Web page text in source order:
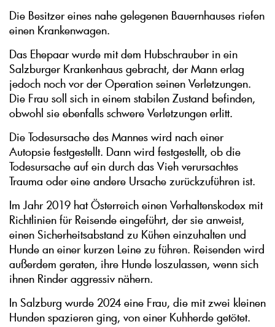
Die Besitzer eines nahe gelegenen Bauernhauses riefen
einen Krankenwagen.
Das Ehepaar wurde mit dem Hubschrauber in ein
Salzburger Krankenhaus gebracht, der Mann erlag
jedoch noch vor der Operation seinen Verletzungen.
Die Frau soll sich in einem stabilen Zustand befinden,
obwohl sie ebenfalls schwere Verletzungen erlitt.
Die Todesursache des Mannes wird nach einer
Autopsie festgestellt. Dann wird festgestellt, ob die
Todesursache auf ein durch das Vieh verursachtes
Trauma oder eine andere Ursache zurückzuführen ist.
Im Jahr 2019 hat Österreich einen Verhaltenskodex mit
Richtlinien für Reisende eingeführt, der sie anweist,
einen Sicherheitsabstand zu Kühen einzuhalten und
Hunde an einer kurzen Leine zu führen. Reisenden wird
außerdem geraten, ihre Hunde loszulassen, wenn sich
ihnen Rinder aggressiv nähern.
In Salzburg wurde 2024 eine Frau, die mit zwei kleinen
Hunden spazieren ging, von einer Kuhherde getötet.